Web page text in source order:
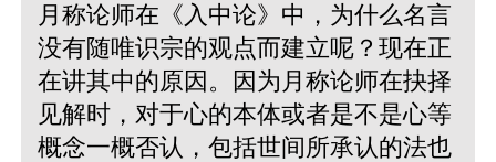
月称论师在《入中论》中，为什么名言
没有随唯识宗的观点而建立呢？现在正
在讲其中的原因。因为月称论师在抉择
见解时，对于心的本体或者是不是心等
概念一概否认，包括世间所承认的法也